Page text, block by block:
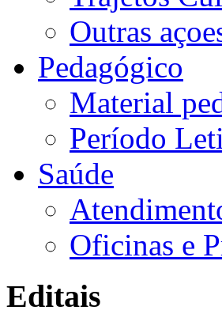
Outras
Pedagógico
Material
Período
Saúde
Oficinas e
Editais